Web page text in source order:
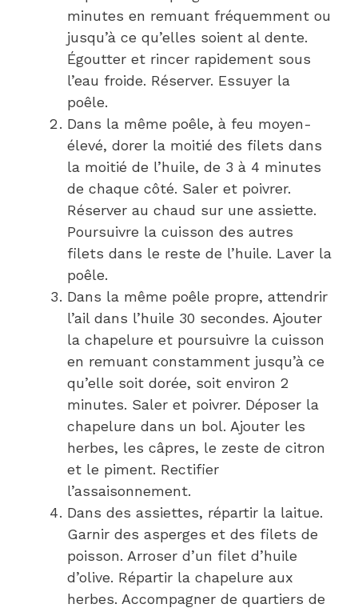
minutes en remuant fréquemment ou
jusqu’à ce qu’elles soient al dente.
Égoutter et rincer rapidement sous
l’eau froide. Réserver. Essuyer la
poêle.
Dans la même poêle, à feu moyen-
élevé, dorer la moitié des filets dans
la moitié de l’huile, de 3 à 4 minutes
de chaque côté. Saler et poivrer.
Réserver au chaud sur une assiette.
Poursuivre la cuisson des autres
filets dans le reste de l’huile. Laver la
poêle.
Dans la même poêle propre, attendrir
l’ail dans l’huile 30 secondes. Ajouter
la chapelure et poursuivre la cuisson
en remuant constamment jusqu’à ce
qu’elle soit dorée, soit environ 2
minutes. Saler et poivrer. Déposer la
chapelure dans un bol. Ajouter les
herbes, les câpres, le zeste de citron
et le piment. Rectifier
l’assaisonnement.
Dans des assiettes, répartir la laitue.
Garnir des asperges et des filets de
poisson. Arroser d’un filet d’huile
d’olive. Répartir la chapelure aux
herbes. Accompagner de quartiers de